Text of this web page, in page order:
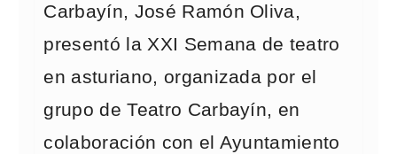
Carbayín, José Ramón Oliva,
presentó la XXI Semana de teatro
en asturiano, organizada por el
grupo de Teatro Carbayín, en
colaboración con el Ayuntamiento